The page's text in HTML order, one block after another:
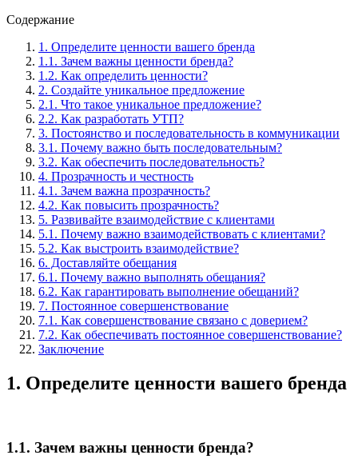
Содержание
1. Определите ценности вашего бренда
1.1. Зачем важны ценности бренда?
1.2. Как определить ценности?
2. Создайте уникальное предложение
2.1. Что такое уникальное предложение?
2.2. Как разработать УТП?
3. Постоянство и последовательность в коммуникации
3.1. Почему важно быть последовательным?
3.2. Как обеспечить последовательность?
4. Прозрачность и честность
4.1. Зачем важна прозрачность?
4.2. Как повысить прозрачность?
5. Развивайте взаимодействие с клиентами
5.1. Почему важно взаимодействовать с клиентами?
5.2. Как выстроить взаимодействие?
6. Доставляйте обещания
6.1. Почему важно выполнять обещания?
6.2. Как гарантировать выполнение обещаний?
7. Постоянное совершенствование
7.1. Как совершенствование связано с доверием?
7.2. Как обеспечивать постоянное совершенствование?
Заключение
1. Определите ценности вашего бренда
1.1. Зачем важны ценности бренда?